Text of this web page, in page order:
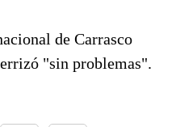
de Carrasco
"sin problemas".